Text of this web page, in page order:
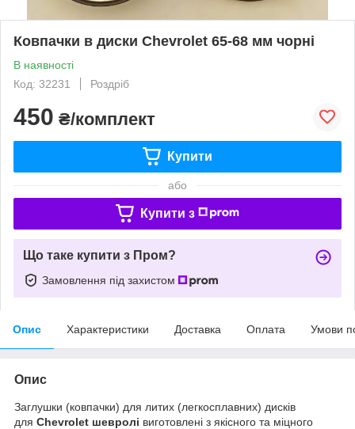
Ковпачки в диски Chevrolet 65-68 мм чорні
В наявності
Код: 32231
Роздріб
450 ₴/комплект
Купити
або
Купити з
Що таке купити з Пром?
Замовлення під захистом
Опис Характеристики Доставка Оплата Умови
Опис
Заглушки (ковпачки) для литих (легкосплавних) дисків
для Chevrolet шевролі виготовлені з якісного та міцного